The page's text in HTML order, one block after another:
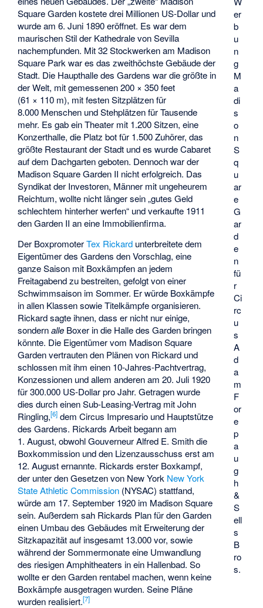
er
b
u
n
g
M
a
di
s
o
n
S
q
u
ar
e
G
ar
d
e
n
fü
r
Ci
rc
u
s
A
d
a
m
F
or
e
p
a
u
g
h
&
S
ell
s
B
ro
s.
Square Garden kostete drei Millionen US-Dollar und
wurde am 6. Juni 1890 eröffnet. Es war dem
maurischen Stil der Kathedrale von Sevilla
nachempfunden. Mit 32 Stockwerken am Madison
Square Park war es das zweithöchste Gebäude der
Stadt. Die Haupthalle des Gardens war die größte in
der Welt, mit gemessenen 200 × 350 feet
(61 × 110 m), mit festen Sitzplätzen für
8.000 Menschen und Stehplätzen für Tausende
mehr. Es gab ein Theater mit 1.200 Sitzen, eine
Konzerthalle, die Platz bot für 1.500 Zuhörer, das
größte Restaurant der Stadt und es wurde Cabaret
auf dem Dachgarten geboten. Dennoch war der
Madison Square Garden II nicht erfolgreich. Das
Syndikat der Investoren, Männer mit ungeheurem
Reichtum, wollte nicht länger sein „gutes Geld
schlechtem hinterher werfen“ und verkaufte 1911
den Garden II an eine Immobilienfirma.
Der BoxpromoterTex Rickard unterbreitete dem
Eigentümer des Gardens den Vorschlag, eine
ganze Saison mit Boxkämpfen an jedem
Freitagabend zu bestreiten, gefolgt von einer
Schwimmsaison im Sommer. Er würde Boxkämpfe
in allen Klassen sowie Titelkämpfe organisieren.
Rickard sagte ihnen, dass er nicht nur einige,
sondernalle Boxer in die Halle des Garden bringen
könnte. Die Eigentümer vom Madison Square
Garden vertrauten den Plänen von Rickard und
schlossen mit ihm einen 10-Jahres-Pachtvertrag,
Konzessionen und allem anderen am 20. Juli 1920
für 300.000 US-Dollar pro Jahr. Getragen wurde
dies durch einen Sub-Leasing-Vertrag mit John
Ringling,[6] dem Circus Impresario und Hauptstütze
des Gardens. Rickards Arbeit begann am
1. August, obwohl Gouverneur Alfred E. Smith die
Boxkommission und den Lizenzausschuss erst am
12. August ernannte. Rickards erster Boxkampf,
der unter den Gesetzen von New York New York
State Athletic Commission (NYSAC) stattfand,
würde am 17. September 1920 im Madison Square
sein. Außerdem sah Rickards Plan für den Garden
einen Umbau des Gebäudes mit Erweiterung der
Sitzkapazität auf insgesamt 13.000 vor, sowie
während der Sommermonate eine Umwandlung
des riesigen Amphitheaters in ein Hallenbad. So
wollte er den Garden rentabel machen, wenn keine
Boxkämpfe ausgetragen wurden. Seine Pläne
wurden realisiert.[7]